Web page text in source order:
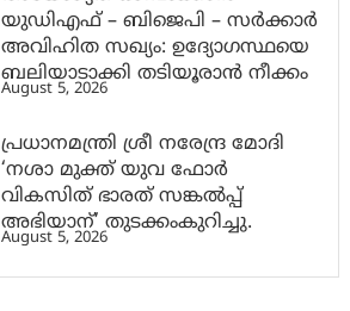
യുഡിഎഫ് – ബിജെപി – സർക്കാർ
അവിഹിത സഖ്യം: ഉദ്യോഗസ്ഥയെ
ബലിയാടാക്കി തടിയൂരാൻ നീക്കം
August 5, 2026
പ്രധാനമന്ത്രി ശ്രീ നരേന്ദ്ര മോദി
‘നശാ മുക്ത് യുവ ഫോർ
വികസിത് ഭാരത് സങ്കൽപ്പ്
അഭിയാന്’ തുടക്കംകുറിച്ചു.
August 5, 2026